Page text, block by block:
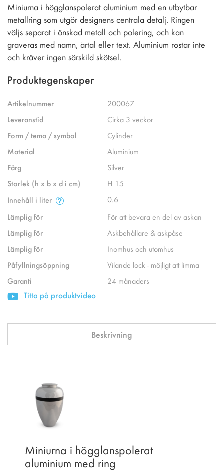
Miniurna i högglanspolerat aluminium med en utbytbar
metallring som utgör designens centrala detalj. Ringen
väljs separat i önskad metall och polering, och kan
graveras med namn, årtal eller text. Aluminium rostar inte
och kräver ingen särskild skötsel.
Produktegenskaper
Artikelnummer
200067
Leveranstid
Cirka 3 veckor
Form / tema / symbol
Cylinder
Material
Aluminium
Färg
Silver
Storlek (h x b x d i cm)
H 15
Innehåll i liter
0.6
Lämplig för
För att bevara en del av askan
Lämplig för
Askbehållare & askpåse
Lämplig för
Inomhus och utomhus
Påfyllningsöppning
Vilande lock - möjligt att limma
Garanti
24 månaders
Titta på produktvideo
Beskrivning
Miniurna i högglanspolerat
aluminium med ring